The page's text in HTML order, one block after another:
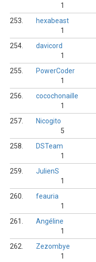
1
253.
hexabeast
1
254.
davicord
1
255.
PowerCoder
1
256.
cocochonaille
1
257.
Nicogito
5
258.
DSTeam
1
259.
JulienS
1
260.
feauria
1
261.
Angéline
1
262.
Zezombye
1